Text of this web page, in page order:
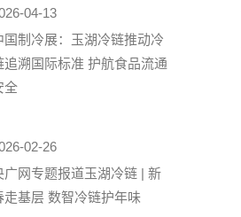
04-13
国制冷展：玉湖冷链推动冷
追溯国际标准 护航食品流通
全
02-26
广网专题报道玉湖冷链 | 新
走基层 数智冷链护年味